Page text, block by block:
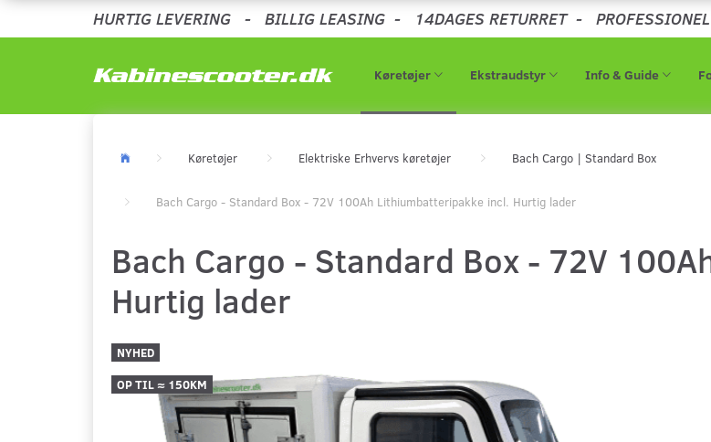
HURTIG LEVERING - BILLIG LEASING - 14DAGES RETURRET-
Køretøjer Ekstraudstyr Info & Guide
Køretøjer Elektriske Erhvervs køretøjer Bach Cargo | Standard Box
Bach Cargo - Standard Box - 72V 100Ah Lithiumbatteripakke incl. Hurtig lader
Bach Cargo - Standard Box - 72V
Hurtig lader
NYHED
OP TIL ≈ 150KM